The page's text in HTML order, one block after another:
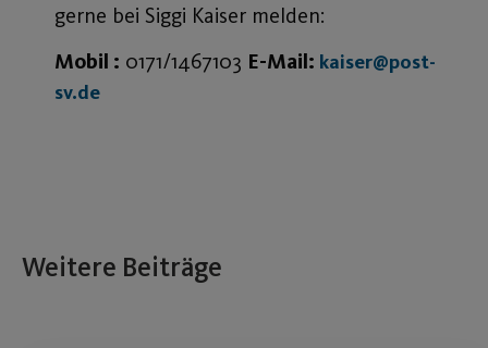
gerne bei Siggi Kaiser melden:
Mobil : 0171/1467103 E-Mail: kaiser@post-
sv.de
Weitere Beiträge